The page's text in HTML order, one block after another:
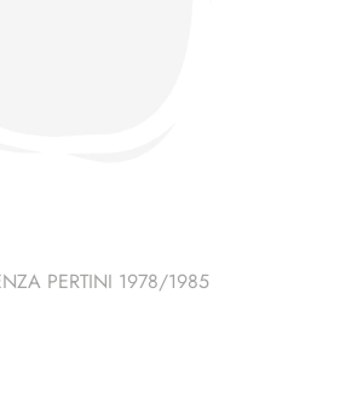
PERTINI 1978/1985